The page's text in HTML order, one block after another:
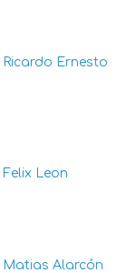
Ricardo Ernesto
Felix Leon
Matias Alarcón